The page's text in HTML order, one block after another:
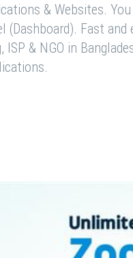
& Websites.
(Dashboard). Fast
& NGO in